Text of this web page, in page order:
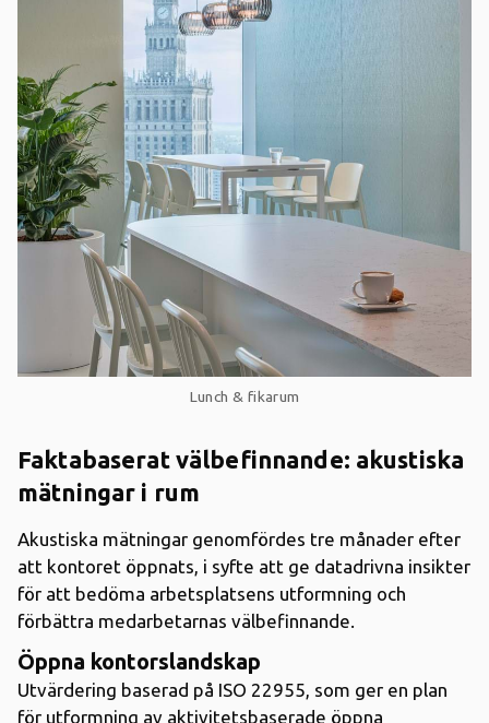
Lunch & fikarum
Faktabaserat välbefinnande: akustiska
mätningar i rum
Akustiska mätningar genomfördes tre månader efter
att kontoret öppnats, i syfte att ge datadrivna insikter
för att bedöma arbetsplatsens utformning och
förbättra medarbetarnas välbefinnande.
Öppna kontorslandskap
Utvärdering baserad på ISO 22955, som ger en plan
för utformning av aktivitetsbaserade öppna